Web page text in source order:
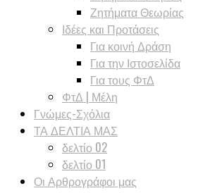
Ζητήματα Θεωρίας
Ιδέες και Προτάσεις
Για κοινή Δράση
Για την Ιστοσελίδα
Για τους ΦτΔ
ΦτΔ | Μέλη
Γνώμες-Σχόλια
ΤΑ ΔΕΛΤΙΑ ΜΑΣ
δελτίο 02
δελτίο 01
Οι Αρθρογράφοι μας